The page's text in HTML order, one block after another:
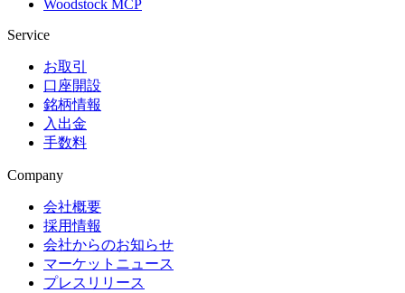
Woodstock MCP
Service
お取引
口座開設
銘柄情報
入出金
手数料
Company
会社概要
採用情報
会社からのお知らせ
マーケットニュース
プレスリリース